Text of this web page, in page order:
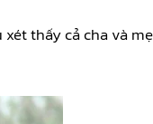
thấy cả cha và